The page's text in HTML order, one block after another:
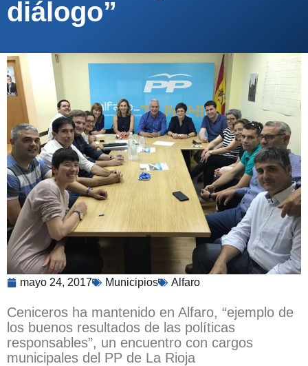
diálogo”
mayo 24, 2017 Municipios Alfaro
Ceniceros ha mantenido en Alfaro, “ejemplo de
los buenos resultados de las políticas
responsables”, un encuentro con cargos
municipales del PP de La Rioja